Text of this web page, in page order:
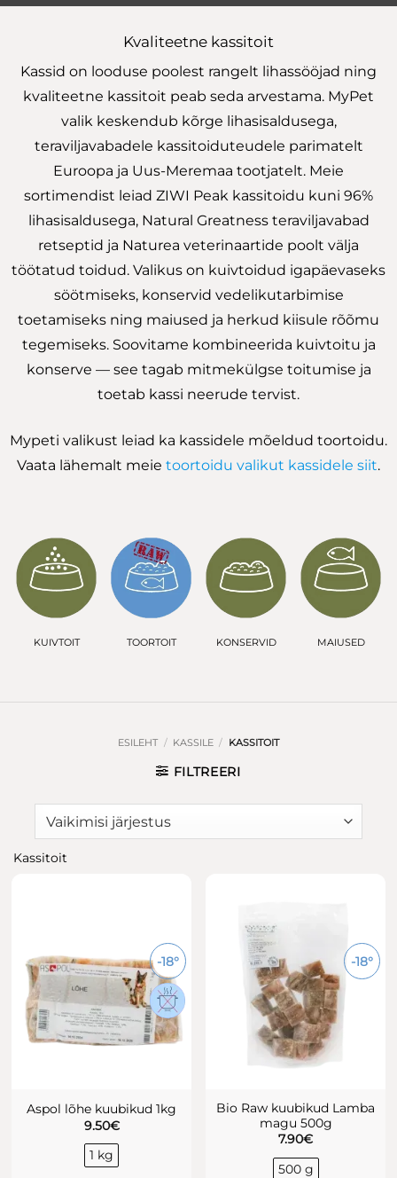
Kvaliteetne kassitoit
Kassid on looduse poolest rangelt lihassööjad ning
kvaliteetne kassitoit peab seda arvestama. MyPet
valik keskendub kõrge lihasisaldusega,
teraviljavabadele kassitoiduteudele parimatelt
Euroopa ja Uus-Meremaa tootjatelt. Meie
sortimendist leiad ZIWI Peak kassitoidu kuni 96%
lihasisaldusega, Natural Greatness teraviljavabad
retseptid ja Naturea veterinaartide poolt välja
töötatud toidud. Valikus on kuivtoidud igapäevaseks
söötmiseks, konservid vedelikutarbimise
toetamiseks ning maiused ja herkud kiisule rõõmu
tegemiseks. Soovitame kombineerida kuivtoitu ja
konserve — see tagab mitmekülgse toitumise ja
toetab kassi neerude tervist.
Mypeti valikust leiad ka kassidele mõeldud toortoidu.
Vaata lähemalt meie toortoidu valikut kassidele siit.
KUIVTOIT TOORTOIT KONSERVID MAIUSED
ESILEHT / KASSILE / KASSITOIT
FILTREERI
Kassitoit
-18°
Aspol lõhe kuubikud 1kg
9.50€
1 kg
-18°
Bio Raw kuubikud Lamba
magu 500g
7.90€
500 g